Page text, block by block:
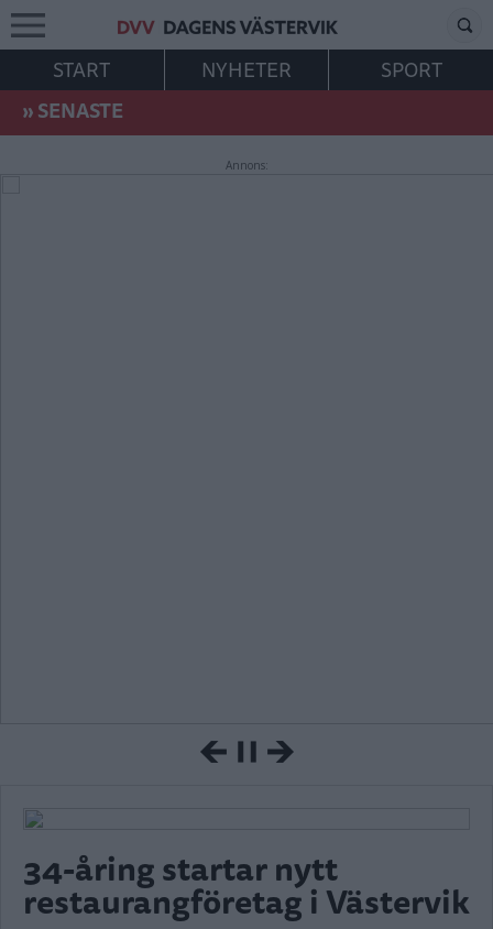
START NYHETER
SPORT
»SENASTE
Annons:
34-åring startar nytt
restaurangföretag i Västervik